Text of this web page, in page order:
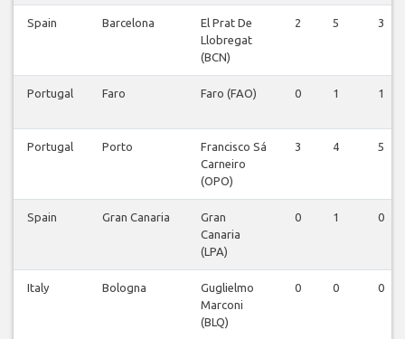
Spain Barcelona
El Prat De
Llobregat
(BCN)
2 5 3
Portugal Faro Faro (FAO) 0 1 1
Portugal Porto
Francisco Sá
Carneiro
(OPO)
3 4 5
Spain Gran Canaria
Gran
Canaria
(LPA)
0 1 0
Italy Bologna
Guglielmo
Marconi
(BLQ)
0 0 0